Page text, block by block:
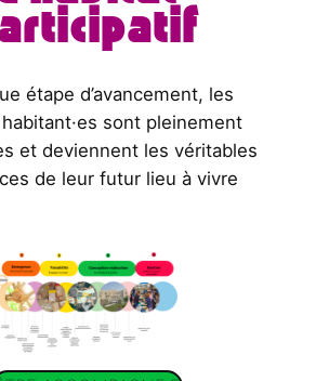
étape d’avancement, les
sont pleinement
et deviennent les véritables
de leur futur lieu à vivre